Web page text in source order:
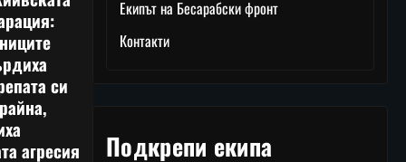
си
агресия
Екипът на Бесарабски фронт
Контакти
Подкрепи екипа